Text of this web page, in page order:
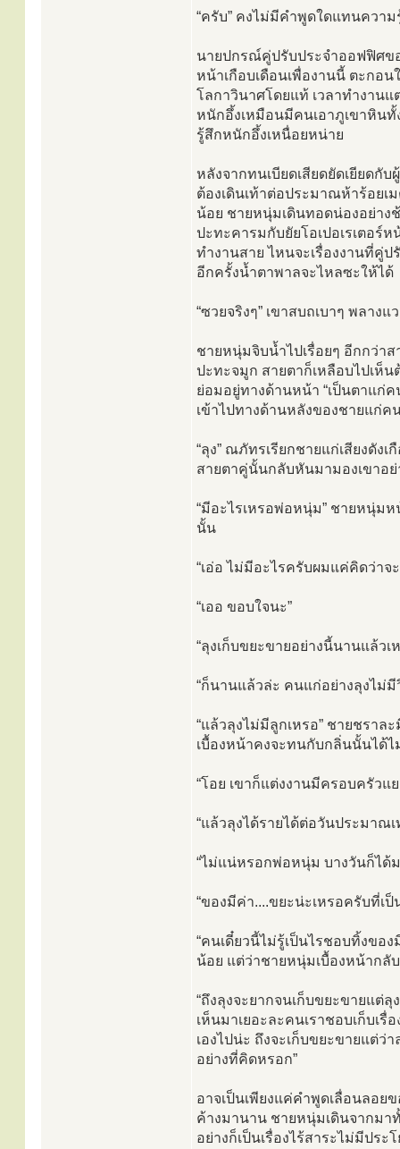
“ครับ” คงไม่มีคำพูดใดแทนควา
นายปกรณ์คู่ปรับประจำออฟฟิศข
หน้าเกือบเดือนเพื่องานนี้ ตะกอ
โลกาวินาศโดยแท้ เวลาทำงาน
หนักอึ้งเหมือนมีคนเอาภูเขาหินทั้
รู้สึกหนักอึ้งเหนื่อยหน่าย
หลังจากทนเบียดเสียดยัดเยียดกั
ต้องเดินเท้าต่อประมาณห้าร้อยเ
น้อย ชายหนุ่มเดินทอดน่องอย่าง
ปะทะคารมกับยัยโอเปอเรเตอร์
ทำงานสาย ไหนจะเรื่องงานที่คู่
อีกครั้งน้ำตาพาลจะไหลซะให้ได้
“ซวยจริงๆ” เขาสบถเบาๆ พลา
ชายหนุ่มจิบน้ำไปเรื่อยๆ อีกกว่า
ปะทะจมูก สายตาก็เหลือบไปเห็
ย่อมอยู่ทางด้านหน้า “เป็นตาแก่ค
เข้าไปทางด้านหลังของชายแก่
“ลุง” ณภัทรเรียกชายแก่เสียงดัง
สายตาคู่นั้นกลับหันมามองเขาอย่
“มีอะไรเหรอพ่อหนุ่ม” ชายหนุ่ม
นั้น
“เอ่อ ไม่มีอะไรครับผมแค่คิดว่าจ
“เออ ขอบใจนะ”
“ลุงเก็บขยะขายอย่างนี้นานแล้ว
“ก็นานแล้วล่ะ คนแก่อย่างลุงไม่
“แล้วลุงไม่มีลูกเหรอ” ชายชรา
เบื้องหน้าคงจะทนกับกลิ่นนั้นได้
“โอย เขาก็แต่งงานมีครอบครัวแ
“แล้วลุงได้รายได้ต่อวันประมา
“ไม่แน่หรอกพ่อหนุ่ม บางวันก็ได้
“ของมีค่า....ขยะน่ะเหรอครับที่เ
“คนเดี๋ยวนี้ไม่รู้เป็นไรชอบทิ้งขอ
น้อย แต่ว่าชายหนุ่มเบื้องหน้ากลั
“ถึงลุงจะยากจนเก็บขยะขายแต่
เห็นมาเยอะละคนเราชอบเก็บเ
เองไปน่ะ ถึงจะเก็บขยะขายแต่ว่
อย่างที่คิดหรอก”
อาจเป็นเพียงแค่คำพูดเลื่อนลอ
ค้างมานาน ชายหนุ่มเดินจากมา
อย่างก็เป็นเรื่องไร้สาระไม่มีปร